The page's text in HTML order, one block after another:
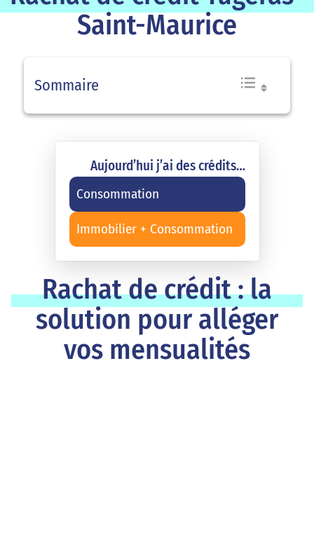
Saint-Maurice
Sommaire
Aujourd’hui j’ai des crédits…
Consommation
Immobilier + Consommation
Rachat de crédit : la
solution pour alléger
vos mensualités